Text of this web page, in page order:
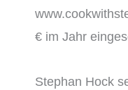
€ im Jahr
Stephan Hock